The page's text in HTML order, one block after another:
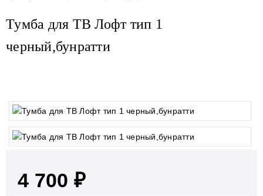
Тумба для ТВ Лофт тип 1
черный,бунратти
4 700 ₽